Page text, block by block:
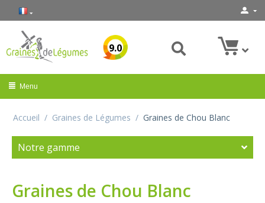
9.0
Menu
Accueil / Graines de Légumes / Graines de Chou Blanc
Notre gamme
Graines de Chou Blanc